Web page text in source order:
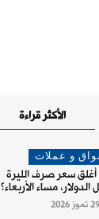
الأكثر قراءة
و عملات
سعر صرف الليرة
الدولار، مساء الأربعاء؟
29 تموز 2026